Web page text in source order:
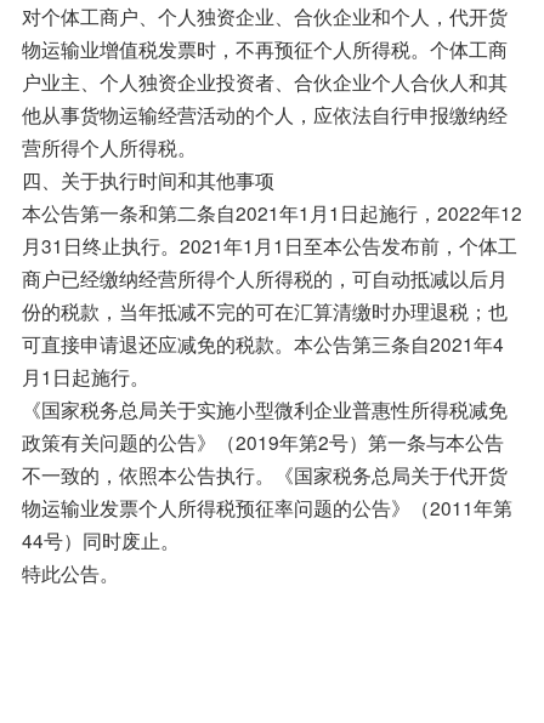
对个体工商户、个人独资企业、合伙企业和个人，代开货
物运输业增值税发票时，不再预征个人所得税。个体工商
户业主、个人独资企业投资者、合伙企业个人合伙人和其
他从事货物运输经营活动的个人，应依法自行申报缴纳经
营所得个人所得税。
四、关于执行时间和其他事项
本公告第一条和第二条自2021年1月1日起施行，2022年12
月31日终止执行。2021年1月1日至本公告发布前，个体工
商户已经缴纳经营所得个人所得税的，可自动抵减以后月
份的税款，当年抵减不完的可在汇算清缴时办理退税；也
可直接申请退还应减免的税款。本公告第三条自2021年4
月1日起施行。
《国家税务总局关于实施小型微利企业普惠性所得税减免
政策有关问题的公告》（2019年第2号）第一条与本公告
不一致的，依照本公告执行。《国家税务总局关于代开货
物运输业发票个人所得税预征率问题的公告》（2011年第
44号）同时废止。
特此公告。